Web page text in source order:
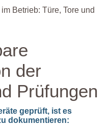
Betrieb: Türe, Tore und
der
Prüfungen
geprüft, ist es
dokumentieren: